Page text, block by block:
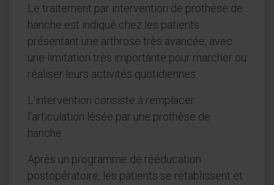
Le traitement par intervention de prothèse de
hanche est indiqué chez les patients
présentant une arthrose très avancée, avec
une limitation très importante pour marcher ou
réaliser leurs activités quotidiennes.
L’intervention consiste à remplacer
l’articulation lésée par une prothèse de
hanche.
Après un programme de rééducation
postopératoire, les patients se rétablissent et